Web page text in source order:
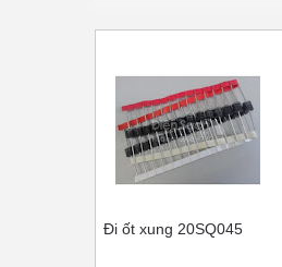
Đi ốt xung 20SQ045